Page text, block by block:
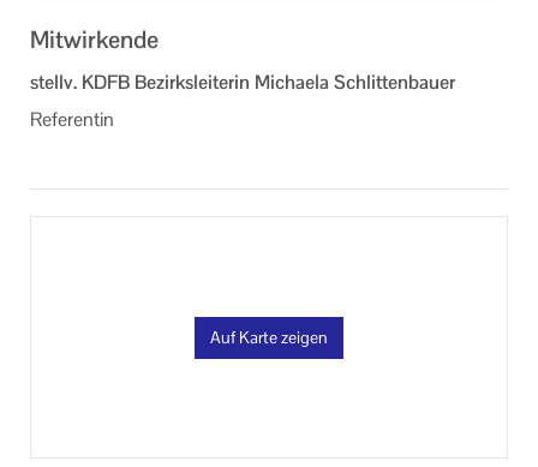
Mitwirkende
stellv. KDFB Bezirksleiterin Michaela Schlittenbauer
Referentin
Auf Karte zeigen